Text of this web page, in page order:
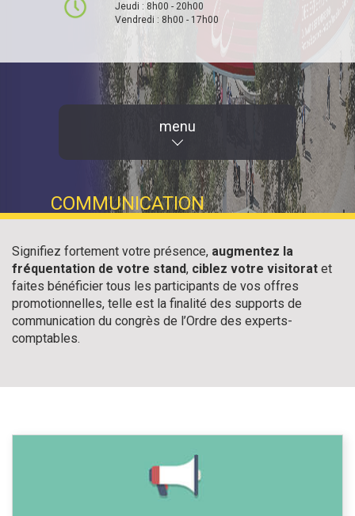
Jeudi : 8h00 - 20h00
Vendredi : 8h00 - 17h00
menu
COMMUNICATION
Signifiez fortement votre présence, augmentez la
fréquentation de votre stand, ciblez votre visitorat et
faites bénéficier tous les participants de vos offres
promotionnelles, telle est la finalité des supports de
communication du congrès de l’Ordre des experts-
comptables.